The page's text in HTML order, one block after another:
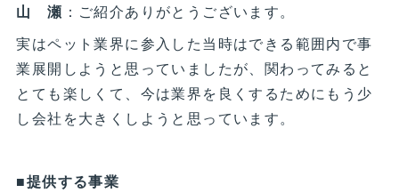
山 瀬 ：ご紹介ありがとうございます。
実はペット業界に参入した当時はできる範囲内で事
業展開しようと思っていましたが、関わってみると
とても楽しくて、今は業界を良くするためにもう少
し会社を大きくしようと思っています。
■提供する事業